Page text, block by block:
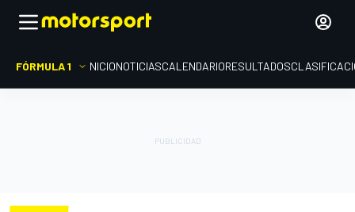
FÓRMULA 1 INICIONOTICIASCALENDARIORESULTADOS